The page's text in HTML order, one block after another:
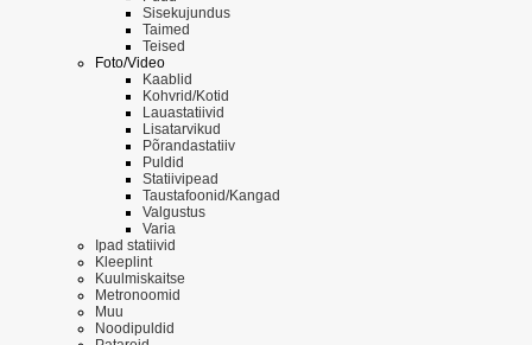
Sisekujundus
Taimed
Teised
Foto/Video
Kaablid
Kohvrid/Kotid
Lauastatiivid
Lisatarvikud
Põrandastatiiv
Puldid
Statiivipead
Taustafoonid/Kangad
Valgustus
Varia
Ipad statiivid
Kleeplint
Kuulmiskaitse
Metronoomid
Muu
Noodipuldid